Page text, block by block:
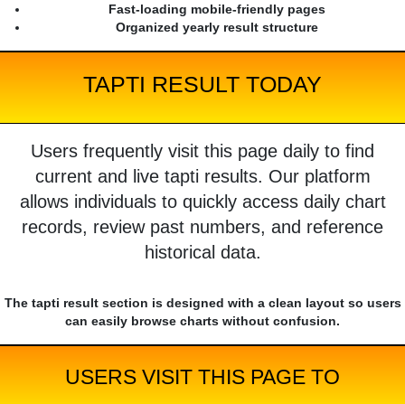
Fast-loading mobile-friendly pages
Organized yearly result structure
TAPTI RESULT TODAY
Users frequently visit this page daily to find
current and live tapti results. Our platform
allows individuals to quickly access daily chart
records, review past numbers, and reference
historical data.
The tapti result section is designed with a clean layout so users
can easily browse charts without confusion.
USERS VISIT THIS PAGE TO